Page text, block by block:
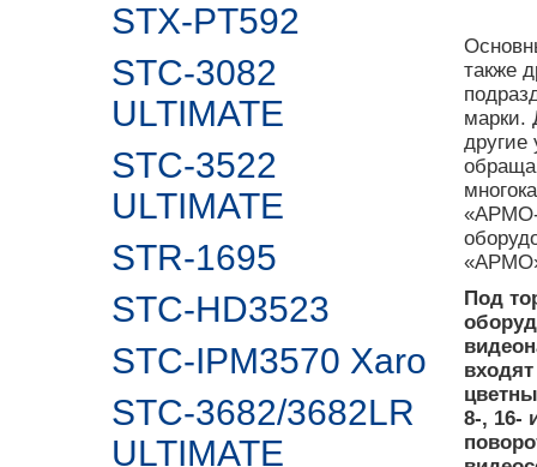
STX-PT592
STC-3082
ULTIMATE
STC-3522
ULTIMATE
STR-1695
STC-HD3523
STC-IPM3570 Xaro
STC-3682/3682LR
ULTIMATE
также
марки.
«АРМО-
Под
8-, 16-